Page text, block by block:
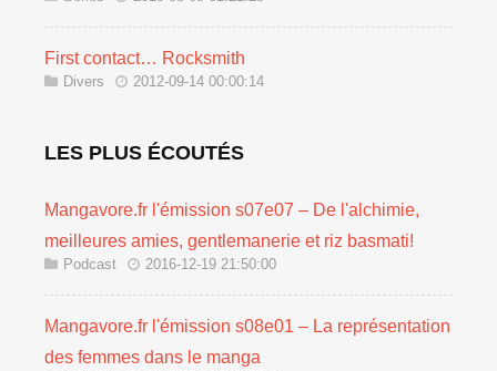
First contact… Rocksmith
Divers 2012-09-14 00:00:14
LES PLUS ÉCOUTÉS
Mangavore.fr l'émission s07e07 – De l'alchimie,
meilleures amies, gentlemanerie et riz basmati!
Podcast 2016-12-19 21:50:00
Mangavore.fr l'émission s08e01 – La représentation
des femmes dans le manga